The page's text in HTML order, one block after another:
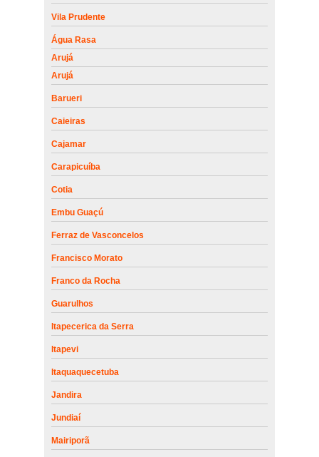
Vila Prudente
Água Rasa
Arujá
Arujá
Barueri
Caieiras
Cajamar
Carapicuíba
Cotia
Embu Guaçú
Ferraz de Vasconcelos
Francisco Morato
Franco da Rocha
Guarulhos
Itapecerica da Serra
Itapevi
Itaquaquecetuba
Jandira
Jundiaí
Mairiporã